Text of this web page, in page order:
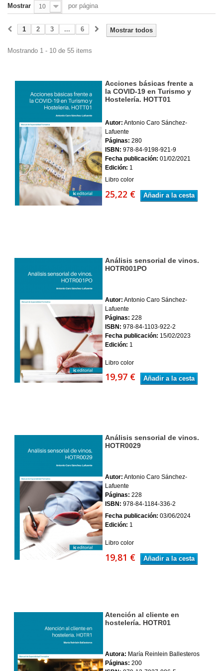
Mostrar 10 por página
Mostrar todos
1 2 3 ... 6
Mostrando 1 - 10 de 55 items
Acciones básicas frente a
la COVID-19 en Turismo y
Hostelería. HOTT01
Autor: Antonio Caro Sánchez-
Lafuente
Páginas: 280
ISBN: 978-84-9198-921-9
Fecha publicación: 01/02/2021
Edición: 1
Libro color
25,22 € Añadir a la cesta
Análisis sensorial de vinos.
HOTR001PO
Autor: Antonio Caro Sánchez-
Lafuente
Páginas: 228
ISBN: 978-84-1103-922-2
Fecha publicación: 15/02/2023
Edición: 1
Libro color
19,97 € Añadir a la cesta
Análisis sensorial de vinos.
HOTR0029
Autor: Antonio Caro Sánchez-
Lafuente
Páginas: 228
ISBN: 978-84-1184-336-2
Fecha publicación: 03/06/2024
Edición: 1
Libro color
19,81 € Añadir a la cesta
Atención al cliente en
hostelería. HOTR01
Autora: María Reinlein Ballesteros
Páginas: 200